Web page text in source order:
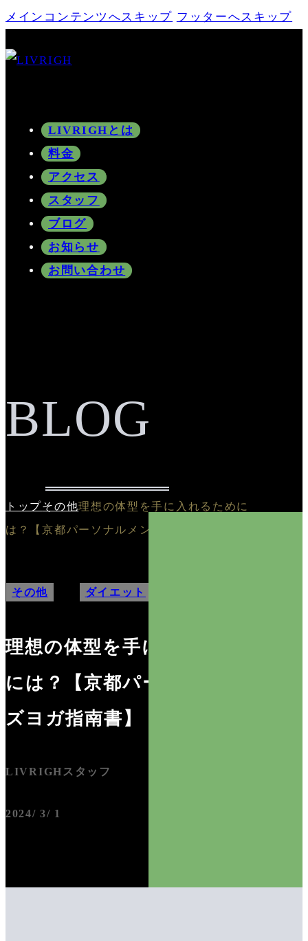
メインコンテンツへスキップ フッターへスキップ
LIVRIGHとは
料金
アクセス
スタッフ
ブログ
お知らせ
お問い合わせ
BLOG
トップその他理想の体型を手に入れるために
は？【京都パーソナルメンズヨガ指南書】
その他 ダイエット
理想の体型を手に入れるため
には？【京都パーソナルメン
ズヨガ指南書】
LIVRIGHスタッフ
2024/ 3/ 1